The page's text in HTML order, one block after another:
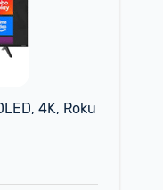
4K, Roku